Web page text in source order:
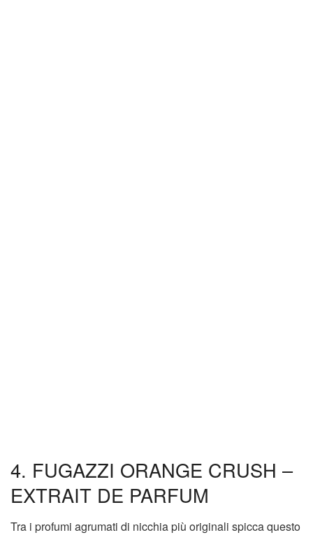
4. FUGAZZI ORANGE CRUSH –
EXTRAIT DE PARFUM
Tra i profumi agrumati di nicchia più originali spicca questo